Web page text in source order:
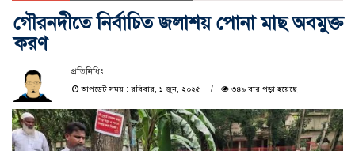
গৌরনদীতে নির্বাচিত জলাশয় পোনা মাছ অবমুক্ত
করণ
প্রতিনিধিঃ
আপডেট সময় : রবিবার, ১ জুন, ২০২৫
৩৪৯ বার পড়া হয়েছে